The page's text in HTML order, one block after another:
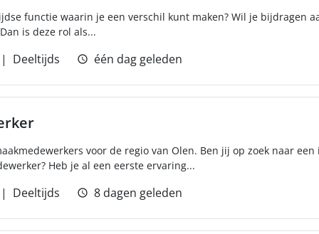
functie waarin je een verschil kunt maken? Wil je bijdragen
is deze rol als...
Deeltijds één dag geleden
voor de regio van Olen. Ben jij op zoek naar
Heb je al een eerste ervaring...
Deeltijds 8 dagen geleden